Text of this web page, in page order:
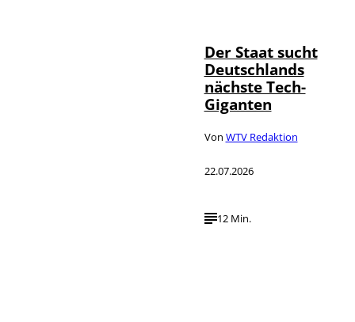
Der Staat sucht
Deutschlands
nächste Tech-
Giganten
Von WTV Redaktion
22.07.2026
12 Min.